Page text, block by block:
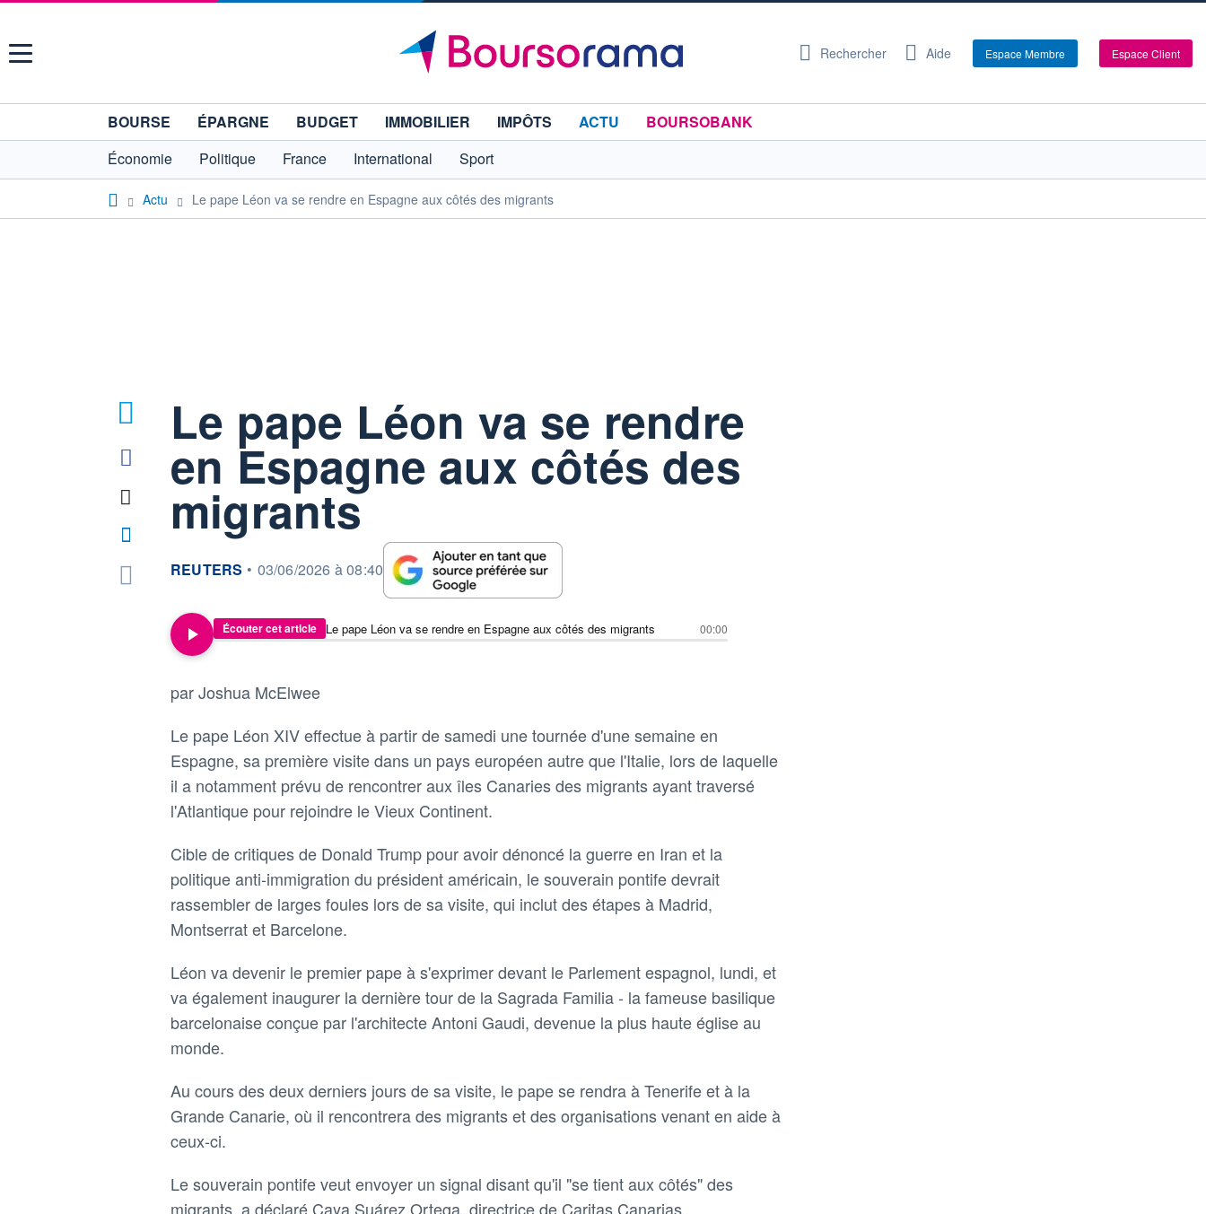
Menu Rechercher Aide Espace Membre Espace Client
BOURSE ÉPARGNE BUDGET IMMOBILIER IMPÔTS ACTU
BOURSOBANK
Économie
Politique France International Sport
Actu Le pape Léon va se rendre en Espagne aux côtés des migrants
Le pape Léon va se rendre
en Espagne aux côtés des
migrants
information fournie par
REUTERS • 03/06/2026 à 08:40
Écouter cet article Le pape Léon va se rendre en Espagne aux côtés des migrants 00:00
par Joshua McElwee
Le pape Léon XIV effectue à partir de samedi une tournée d'une semaine en
Espagne, sa première visite dans un pays européen autre que l'Italie, lors de laquelle
il a notamment prévu de rencontrer aux îles Canaries des migrants ayant traversé
l'Atlantique pour rejoindre le Vieux Continent.
Cible de critiques de Donald Trump pour avoir dénoncé la guerre en Iran et la
politique anti-immigration du président américain, le souverain pontife devrait
rassembler de larges foules lors de sa visite, qui inclut des étapes à Madrid,
Montserrat et Barcelone.
Léon va devenir le premier pape à s'exprimer devant le Parlement espagnol, lundi, et
va également inaugurer la dernière tour de la Sagrada Familia - la fameuse basilique
barcelonaise conçue par l'architecte Antoni Gaudi, devenue la plus haute église au
monde.
Au cours des deux derniers jours de sa visite, le pape se rendra à Tenerife et à la
Grande Canarie, où il rencontrera des migrants et des organisations venant en aide à
ceux-ci.
Le souverain pontife veut envoyer un signal disant qu'il "se tient aux côtés" des
migrants, a déclaré Caya Suárez Ortega, directrice de Caritas Canarias,